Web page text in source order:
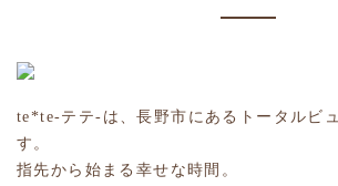
te*te-テテ-は、長野市にあるトータルビ
す。
指先から始まる幸せな時間。